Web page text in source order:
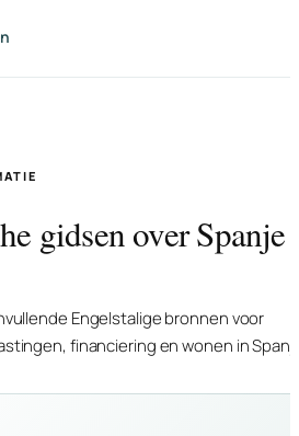
gidsen over Spanje
Engelstalige bronnen voor
financiering en wonen in